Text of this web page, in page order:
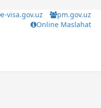
e-visa.gov.uz
pm.gov.uz
Online Maslahat